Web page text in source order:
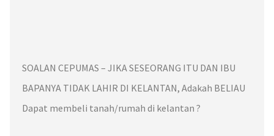
SOALAN CEPUMAS – JIKA SESEORANG ITU DAN IBU
BAPANYA TIDAK LAHIR DI KELANTAN, Adakah BELIAU
Dapat membeli tanah/rumah di kelantan ?